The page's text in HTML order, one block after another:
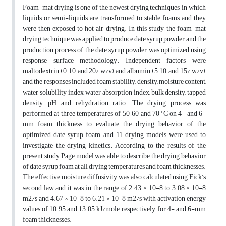
Foam-mat drying is one of the newest drying techniques, in which
liquids or semi-liquids are transformed to stable foams and they
were then exposed to hot air drying. In this study, the foam-mat
drying technique was applied to produce date syrup powder, and the
production process of the date syrup powder was optimized using
response surface methodology. Independent factors were
maltodextrin (0, 10, and 20% w/v) and albumin (5, 10, and 15% w/v),
and the responses included foam stability, density, moisture content,
water solubility index, water absorption index, bulk density, tapped
density, pH, and rehydration ratio. The drying process was
performed at three temperatures of 50, 60, and 70 ºC on 4- and 6-
mm foam thickness to evaluate the drying behavior of the
optimized date syrup foam, and 11 drying models were used to
investigate the drying kinetics. According to the results of the
present study, Page model was able to describe the drying behavior
of date syrup foam at all drying temperatures and foam thicknesses.
The effective moisture diffusivity was also calculated using Fick’s
second law and it was in the range of 2.43 × 10-8 to 3.08 × 10-8
m2/s and 4.67 × 10-8 to 6.21 × 10-8 m2/s with activation energy
values of 10.95 and 13.05 kJ/mole, respectively, for 4- and 6-mm
foam thicknesses.